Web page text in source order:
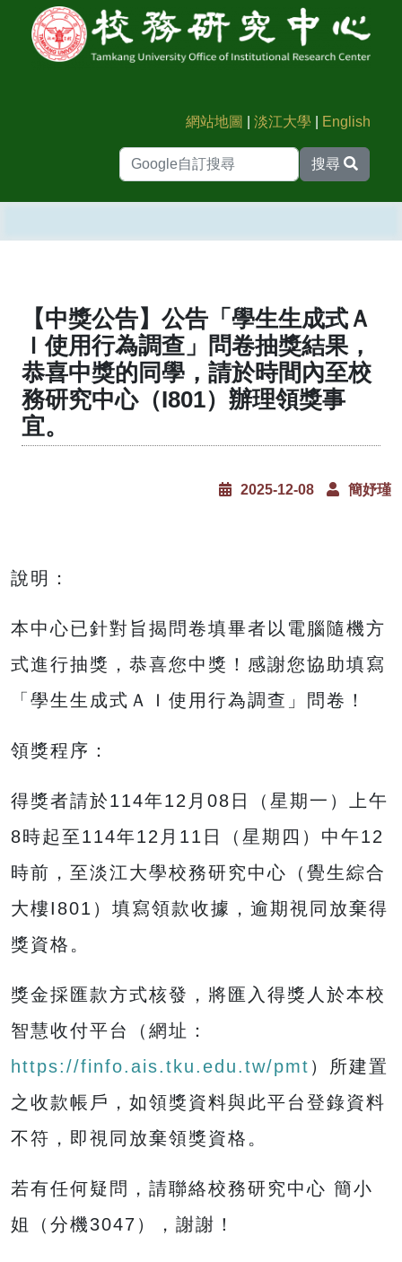
網站地圖 |淡江大學 English
搜尋
【中獎公告】公告「學生生成式Ａ
Ｉ使用行為調查」問卷抽獎結果，
恭喜中獎的同學，請於時間內至校
務研究中心（I801）辦理領獎事
宜。
2025-12-08 簡妤瑾
說明：
本中心已針對旨揭問卷填畢者以電腦隨機方
式進行抽獎，恭喜您中獎！感謝您協助填寫
「學生生成式ＡＩ使用行為調查」問卷！
領獎程序：
得獎者請於114年12月08日（星期一）上午
8時起至114年12月11日（星期四）中午12
時前，至淡江大學校務研究中心（覺生綜合
大樓I801）填寫領款收據，逾期視同放棄得
獎資格。
獎金採匯款方式核發，將匯入得獎人於本校
智慧收付平台（網址：
https://finfo.ais.tku.edu.tw/pmt ）所建置
之收款帳戶，如領獎資料與此平台登錄資料
不符，即視同放棄領獎資格。
若有任何疑問，請聯絡校務研究中心 簡小
姐（分機3047），謝謝！